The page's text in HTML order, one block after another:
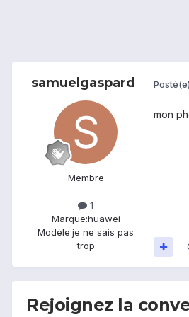
samuelgaspard
Membre
1
Marque:huawei
Modèle:je ne sais pas
trop
Posté(e)
mon
Rejoignez la